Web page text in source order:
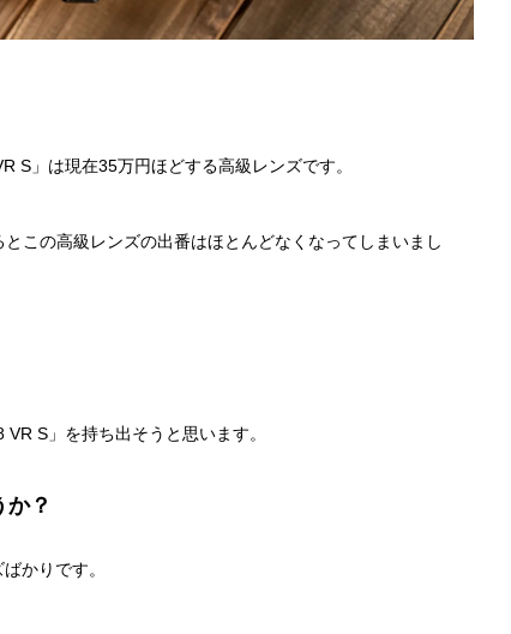
S」は現在35万円ほどする高級レンズです。
この高級レンズの出番はほとんどなくなってしまいまし
S」を持ち出そうと思います。
？
かりです。